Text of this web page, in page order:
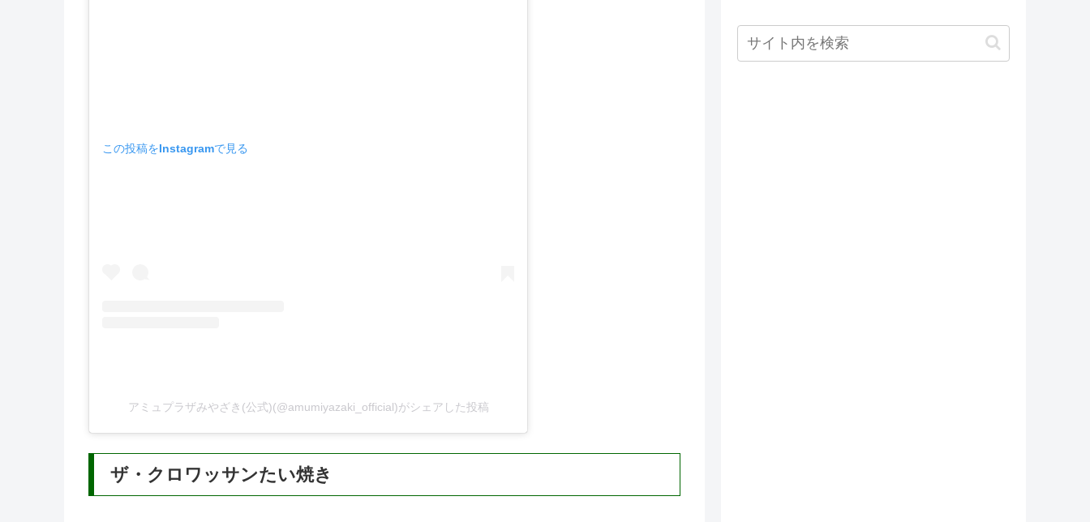
この投稿をInstagramで見る
アミュプラザみやざき(公式)(@amumiyazaki_official)がシェアした投稿
ザ・クロワッサンたい焼き